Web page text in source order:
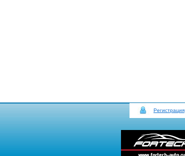
Регистрация